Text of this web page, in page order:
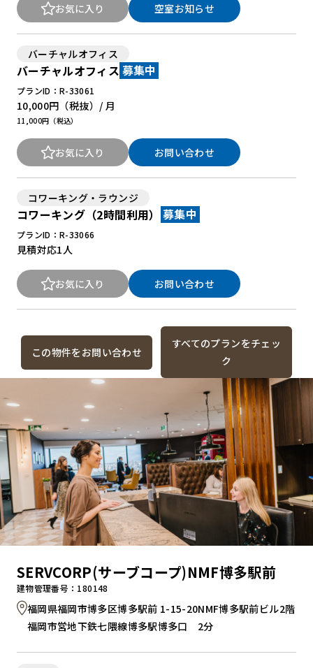
お気に入り 空室お知らせ
バーチャルオフィス
バーチャルオフィス 募集中
プランID：R-33061
10,000円 （税抜）/ 月
11,000円（税込）
お気に入り お問い合わせ
コワーキング・ラウンジ
コワーキング（2時間利用） 募集中
プランID：R-33066
見積対応1人
お気に入り お問い合わせ
この物件をお問い合わせ
すべてのプランをチェッ
ク
SERVCORP(サーブコープ)NMF博多駅前
建物管理番号：180148
福岡県福岡市博多区博多駅前 1-15-20NMF博多駅前ビル2階
福岡市営地下鉄七隈線博多駅博多口 2分